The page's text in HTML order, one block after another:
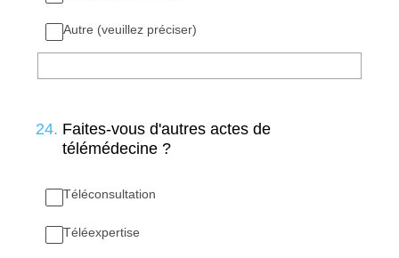
Autre (veuillez préciser)
24. Faites-vous d'autres actes de
télémédecine ?
Téléconsultation
Téléexpertise